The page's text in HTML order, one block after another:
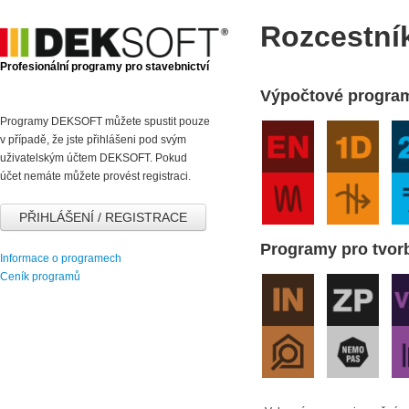
Profesionální programy pro stavebnictví
Programy DEKSOFT můžete spustit pouze
v případě, že jste přihlášeni pod svým
uživatelským účtem DEKSOFT. Pokud
účet nemáte můžete provést registraci.
PŘIHLÁŠENÍ / REGISTRACE
Informace o programech
Ceník programů
Výpočtové
Programy pro